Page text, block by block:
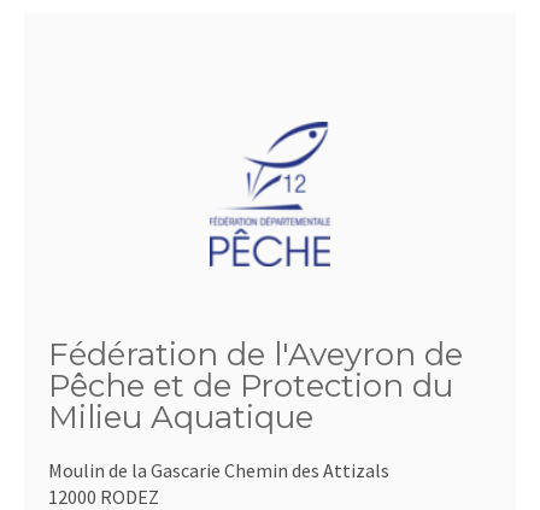
Fédération de l'Aveyron de
Pêche et de Protection du
Milieu Aquatique
Moulin de la Gascarie Chemin des Attizals
12000 RODEZ